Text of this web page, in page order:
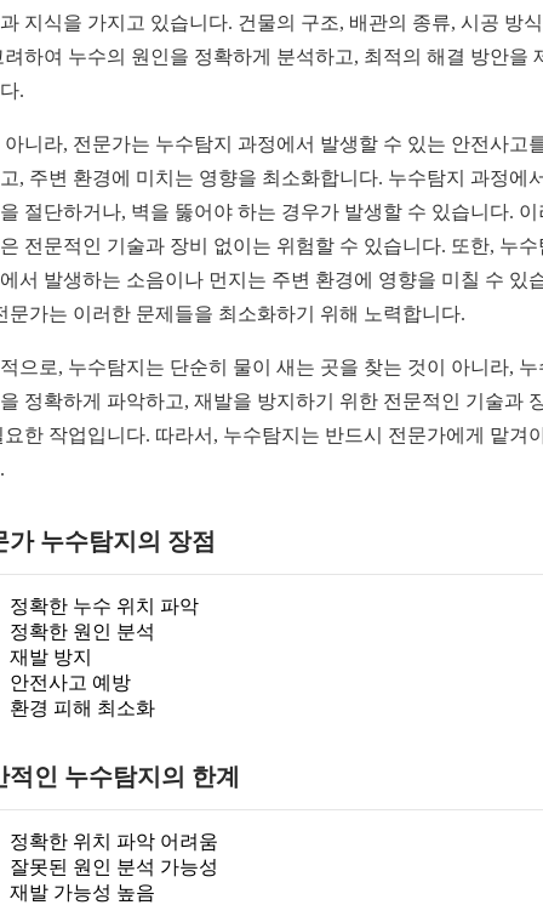
지식을 가지고 있습니다. 건물의 구조, 배관의 종류, 시공 방
려하여 누수의 원인을 정확하게 분석하고, 최적의 해결 방안을
.
아니라, 전문가는 누수탐지 과정에서 발생할 수 있는 안전사고
, 주변 환경에 미치는 영향을 최소화합니다. 누수탐지 과정에
절단하거나, 벽을 뚫어야 하는 경우가 발생할 수 있습니다. 이
전문적인 기술과 장비 없이는 위험할 수 있습니다. 또한, 누수
서 발생하는 소음이나 먼지는 주변 환경에 영향을 미칠 수 있
문가는 이러한 문제들을 최소화하기 위해 노력합니다.
으로, 누수탐지는 단순히 물이 새는 곳을 찾는 것이 아니라, 누
정확하게 파악하고, 재발을 방지하기 위한 전문적인 기술과
요한 작업입니다. 따라서, 누수탐지는 반드시 전문가에게 맡겨
가 누수탐지의 장점
정확한 누수 위치 파악
정확한 원인 분석
재발 방지
안전사고 예방
환경 피해 최소화
적인 누수탐지의 한계
정확한 위치 파악 어려움
잘못된 원인 분석 가능성
재발 가능성 높음